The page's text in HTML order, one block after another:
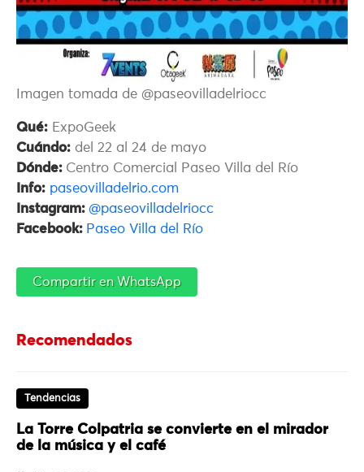
Imagen tomada de @paseovilladelriocc
Qué: ExpoGeek
Cuándo: del 22 al 24 de mayo
Dónde: Centro Comercial Paseo Villa del Río
Info: paseovilladelrio.com
Instagram: @paseovilladelriocc
Facebook: Paseo Villa del Río
Compartir en WhatsApp
Recomendados
Tendencias
La Torre Colpatria se convierte en el mirador
de la música y el café